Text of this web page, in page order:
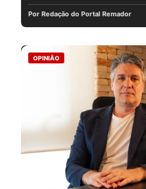
Por Redação do Portal Remador
OPINIÃO